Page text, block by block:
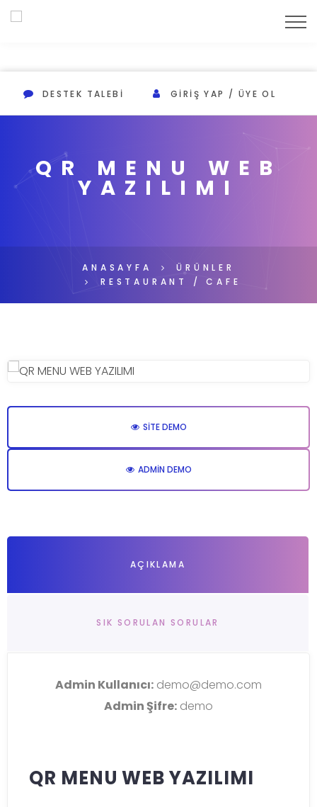
DESTEK TALEBI GIRIŞ YAP / ÜYE OL
QR MENU WEB
YAZILIMI
ANASAYFA
ÜRÜNLER
RESTAURANT / CAFE
SITE DEMO
ADMIN DEMO
AÇIKLAMA
SIK SORULAN SORULAR
Admin Kullanıcı: demo@demo.com
Admin Şifre: demo
QR MENU WEB YAZILIMI